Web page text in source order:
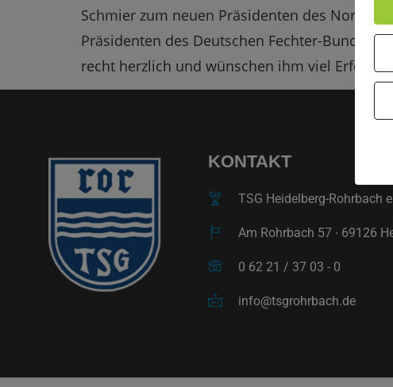
Schmier zum neuen Präsidenten des
Präsidenten des Deutschen Fechter-Bundes
recht herzlich und wünschen ihm viel Erfolg
KONTAKT
TSG Heidelberg-Rohrbach
Am Rohrbach 57 ∙ 69126
0 62 21 / 37 03 - 0
info@tsgrohrbach.de